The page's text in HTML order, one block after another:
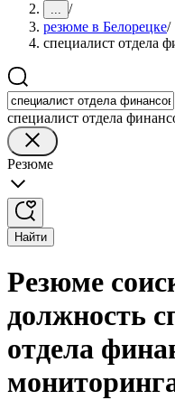
... /
резюме в Белорецке/
специалист отдела
специалист отдела
Резюме
Найти
Резюме
должность
отдела